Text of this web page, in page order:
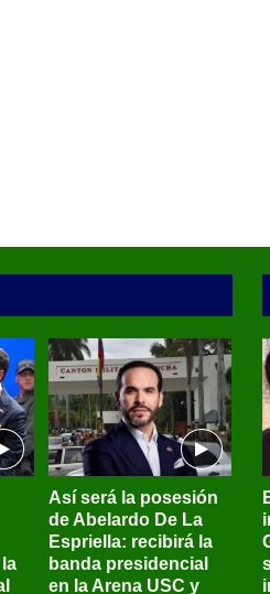
Así será la posesión
de Abelardo De La
Espriella: recibirá la
banda presidencial
en la Arena USC y